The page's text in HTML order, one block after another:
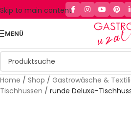
Skip to main content
MENÜ
Home / Shop / Gastrowäsche &
Tischhussen / runde Deluxe-